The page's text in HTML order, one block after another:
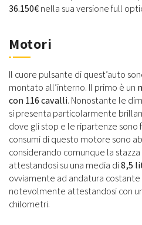
36.150€nella sua versione full
Motori
Il cuore pulsante di quest’auto
montato all’interno. Il primo è un
con 116 cavalli. Nonostante le
si presenta particolarmente
dove gli stop e le ripartenze
consumi di questo motore sono
considerando comunque la
attestandosi su una media di8,5
ovviamente ad andatura costante
notevolmente attestandosi con
chilometri.